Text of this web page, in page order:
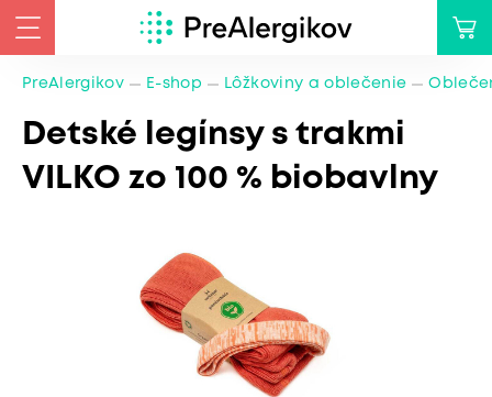
PreAlergikov E-shop Lôžkoviny a oblečenie
Detské legínsy s trakmi
VILKO zo 100 % biobavlny